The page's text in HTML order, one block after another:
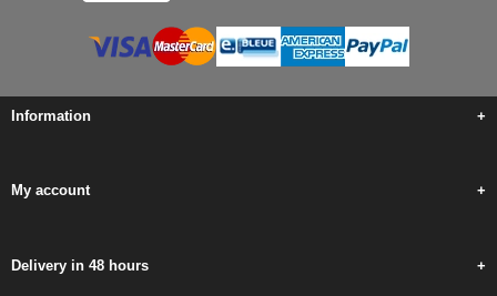
Information +
My account +
Delivery in 48 hours +